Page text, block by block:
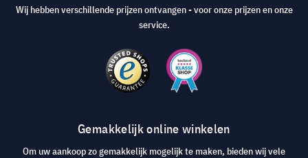
Wij hebben verschillende prijzen ontvangen - voor onze prijzen en onze
service.
Gemakkelijk online winkelen
Om uw aankoop zo gemakkelijk mogelijk te maken, bieden wij vele